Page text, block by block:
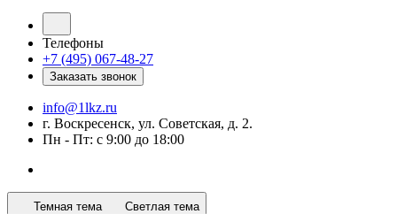
Телефоны
+7 (495) 067-48-27
Заказать звонок
info@1lkz.ru
г. Воскресенск, ул. Советская, д. 2.
Пн - Пт: с 9:00 до 18:00
Темная тема Светлая тема